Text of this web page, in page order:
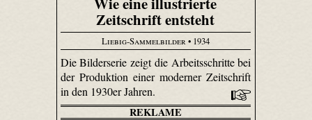
Zeitschrift entsteht
Liebig-Sammelbilder• 1934
Die Bilderserie zeigt die Arbeitsschritte bei
der Produktion einer moderner Zeitschrift
in den 1930er Jahren.
REKLAME